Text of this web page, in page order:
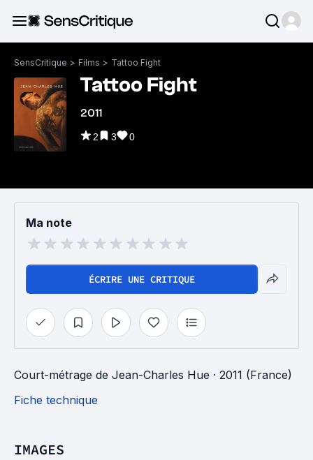
SensCritique > Films > Tattoo Fight
Tattoo Fight
2011
2 3 0
Ma note
ÉCRIRE UNE CRITIQUE
Court-métrage de Jean-Charles Hue · 2011 (France)
Fiche technique
IMAGES